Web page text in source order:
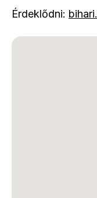
Érdeklődni: